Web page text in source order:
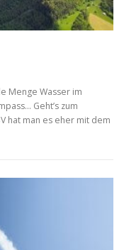
Menge Wasser im
Geht’s zum
hat man es eher mit dem